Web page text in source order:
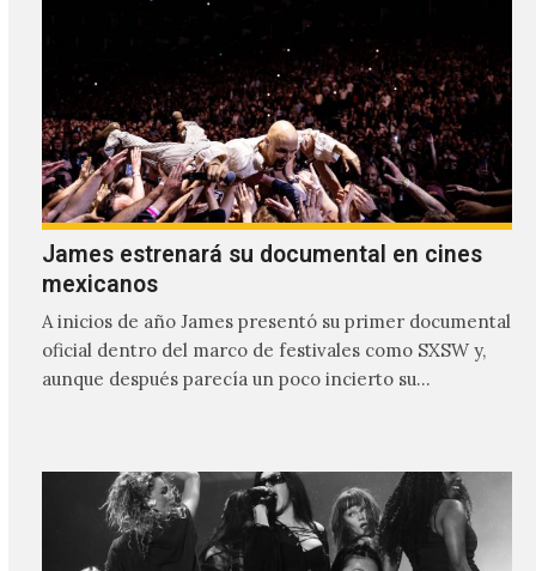
James estrenará su documental en cines
mexicanos
A inicios de año James presentó su primer documental
oficial dentro del marco de festivales como SXSW y,
aunque después parecía un poco incierto su…